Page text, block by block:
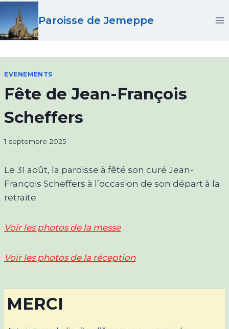
Paroisse de Jemeppe
EVENEMENTS
Fête de Jean-François
Scheffers
1 septembre 2025
Le 31 août, la paroisse à fêté son curé Jean-
François Scheffers à l’occasion de son départ à la
retraite
Voir les photos de la messe
Voir les photos de la réception
MERCI